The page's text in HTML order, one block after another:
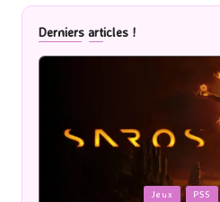
Derniers articles !
Jeux PS5